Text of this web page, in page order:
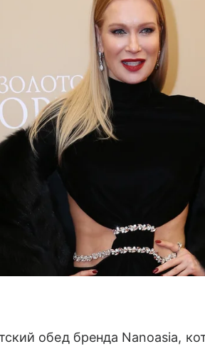
обед бренда Nanoasia,